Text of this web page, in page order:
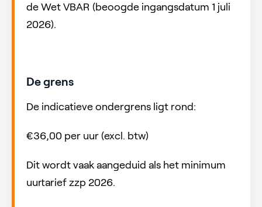
de Wet VBAR (beoogde ingangsdatum 1 juli
2026).
De grens
De indicatieve ondergrens ligt rond:
€36,00 per uur (excl. btw)
Dit wordt vaak aangeduid als het minimum
uurtarief zzp 2026.